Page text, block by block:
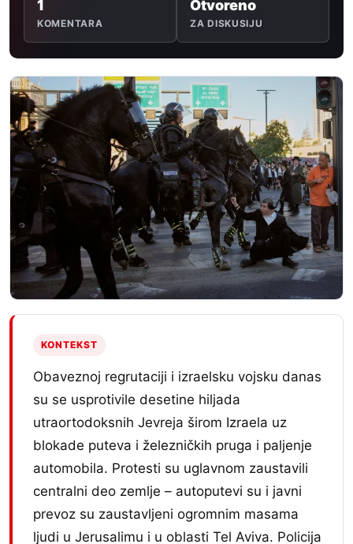
1
KOMENTARA
Otvoreno
ZA DISKUSIJU
KONTEKST
Obaveznoj regrutaciji i izraelsku vojsku danas
su se usprotivile desetine hiljada
utraortodoksnih Jevreja širom Izraela uz
blokade puteva i železničkih pruga i paljenje
automobila. Protesti su uglavnom zaustavili
centralni deo zemlje – autoputevi su i javni
prevoz su zaustavljeni ogromnim masama
ljudi u Jerusalimu i u oblasti Tel Aviva. Policija